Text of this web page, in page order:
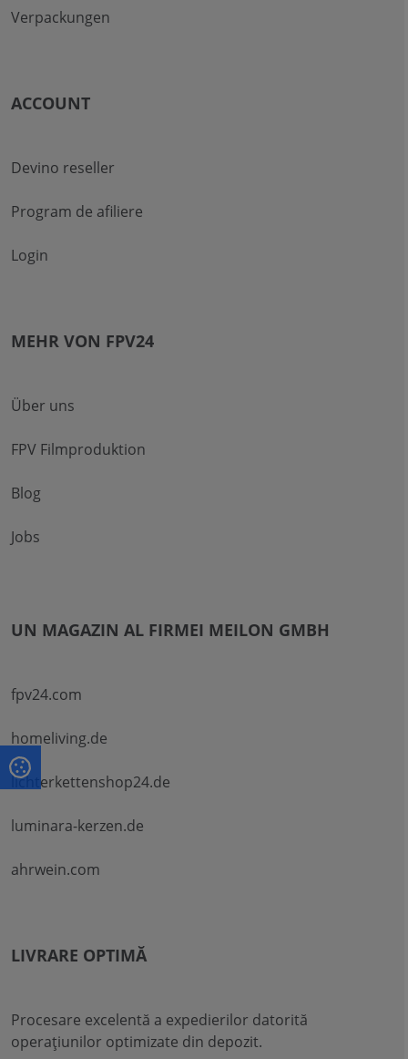
Verpackungen
ACCOUNT
Devino reseller
Program de afiliere
Login
MEHR VON FPV24
Über uns
FPV Filmproduktion
Blog
Jobs
UN MAGAZIN AL FIRMEI MEILON GMBH
fpv24.com
homeliving.de
lichterkettenshop24.de
luminara-kerzen.de
ahrwein.com
LIVRARE OPTIMĂ
Procesare excelentă a expedierilor datorită
operațiunilor optimizate din depozit.